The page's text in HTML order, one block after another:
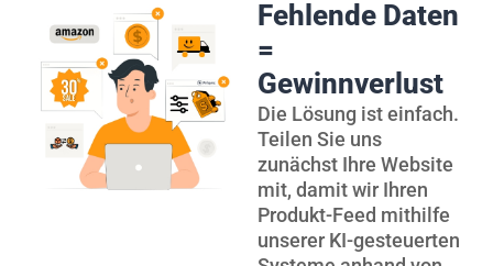
Fehlende Daten
=
Gewinnverlust
Die Lösung ist einfach.
Teilen Sie uns
zunächst Ihre Website
mit, damit wir Ihren
Produkt-Feed mithilfe
unserer KI-gesteuerten